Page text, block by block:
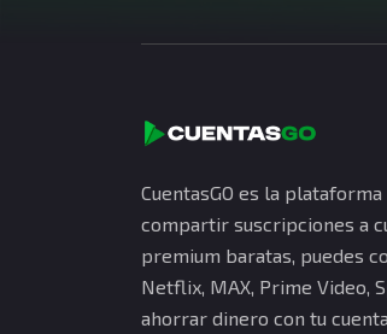
CuentasGO es la
compartir suscripciones a
premium baratas, puedes
Netflix, MAX, Prime Video,
ahorrar dinero con tu